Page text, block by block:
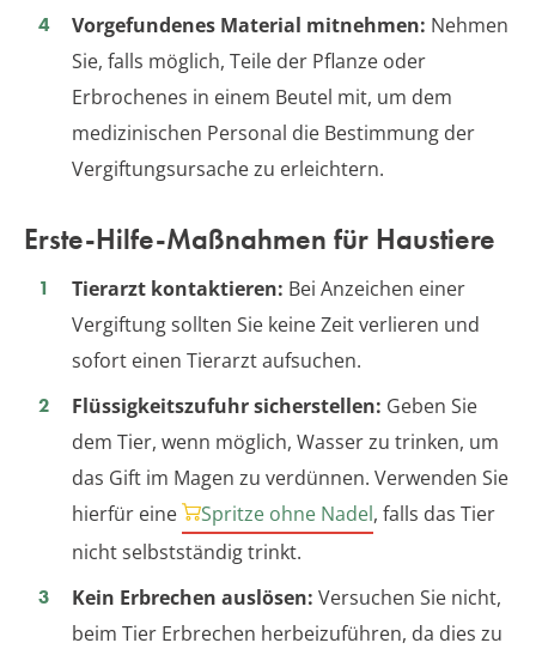
Vorgefundenes Material mitnehmen: Nehmen
Sie, falls möglich, Teile der Pflanze oder
Erbrochenes in einem Beutel mit, um dem
medizinischen Personal die Bestimmung der
Vergiftungsursache zu erleichtern.
Erste-Hilfe-Maßnahmen für Haustiere
Tierarzt kontaktieren: Bei Anzeichen einer
Vergiftung sollten Sie keine Zeit verlieren und
sofort einen Tierarzt aufsuchen.
Flüssigkeitszufuhr sicherstellen: Geben Sie
dem Tier, wenn möglich, Wasser zu trinken, um
das Gift im Magen zu verdünnen. Verwenden Sie
hierfür eine
Spritze ohne Nadel, falls das Tier
nicht selbstständig trinkt.
Kein Erbrechen auslösen: Versuchen Sie nicht,
beim Tier Erbrechen herbeizuführen, da dies zu